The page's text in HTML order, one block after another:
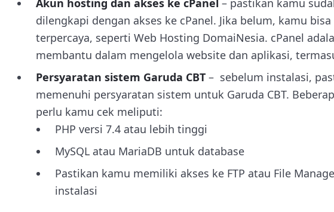
Akun hosting dan akses ke cPanel – pastikan kamu
dilengkapi dengan akses ke cPanel. Jika belum, kamu
terpercaya, seperti Web Hosting DomaiNesia. cPanel
membantu dalam mengelola website dan aplikasi,
Persyaratan sistem Garuda CBT – sebelum instalasi,
memenuhi persyaratan sistem untuk Garuda CBT.
perlu kamu cek meliputi:
PHP versi 7.4 atau lebih tinggi
MySQL atau MariaDB untuk database
Pastikan kamu memiliki akses ke FTP atau File
instalasi